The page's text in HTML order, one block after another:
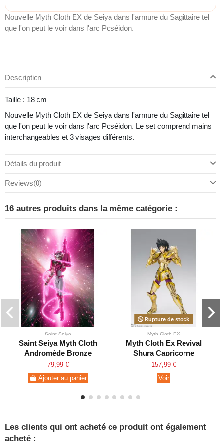
Nouvelle Myth Cloth EX de Seiya dans l'armure du Sagittaire tel
que l'on peut le voir dans l'arc Poséidon.
Description
Taille : 18 cm
Nouvelle Myth Cloth EX de Seiya dans l'armure du Sagittaire tel
que l'on peut le voir dans l'arc Poséidon. Le set comprend mains
interchangeables et 3 visages différents.
Détails du produit
Reviews(0)
16 autres produits dans la même catégorie :
Saint Seiya
Saint Seiya Myth Cloth
Andromède Bronze
Revival
79,99 €
Ajouter au panier
Rupture de stock
Myth Cloth EX
Myth Cloth Ex Revival
Shura Capricorne
157,99 €
Voir
Les clients qui ont acheté ce produit ont également
acheté :